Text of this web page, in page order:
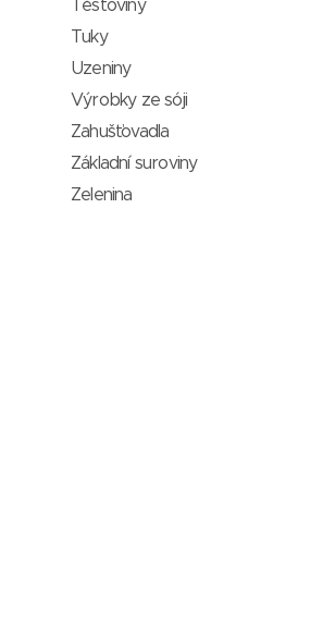
Těstoviny
Tuky
Uzeniny
Výrobky ze sóji
Zahušťovadla
Základní suroviny
Zelenina